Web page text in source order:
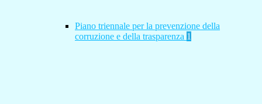
Piano triennale per la prevenzione della
corruzione e della trasparenza 1